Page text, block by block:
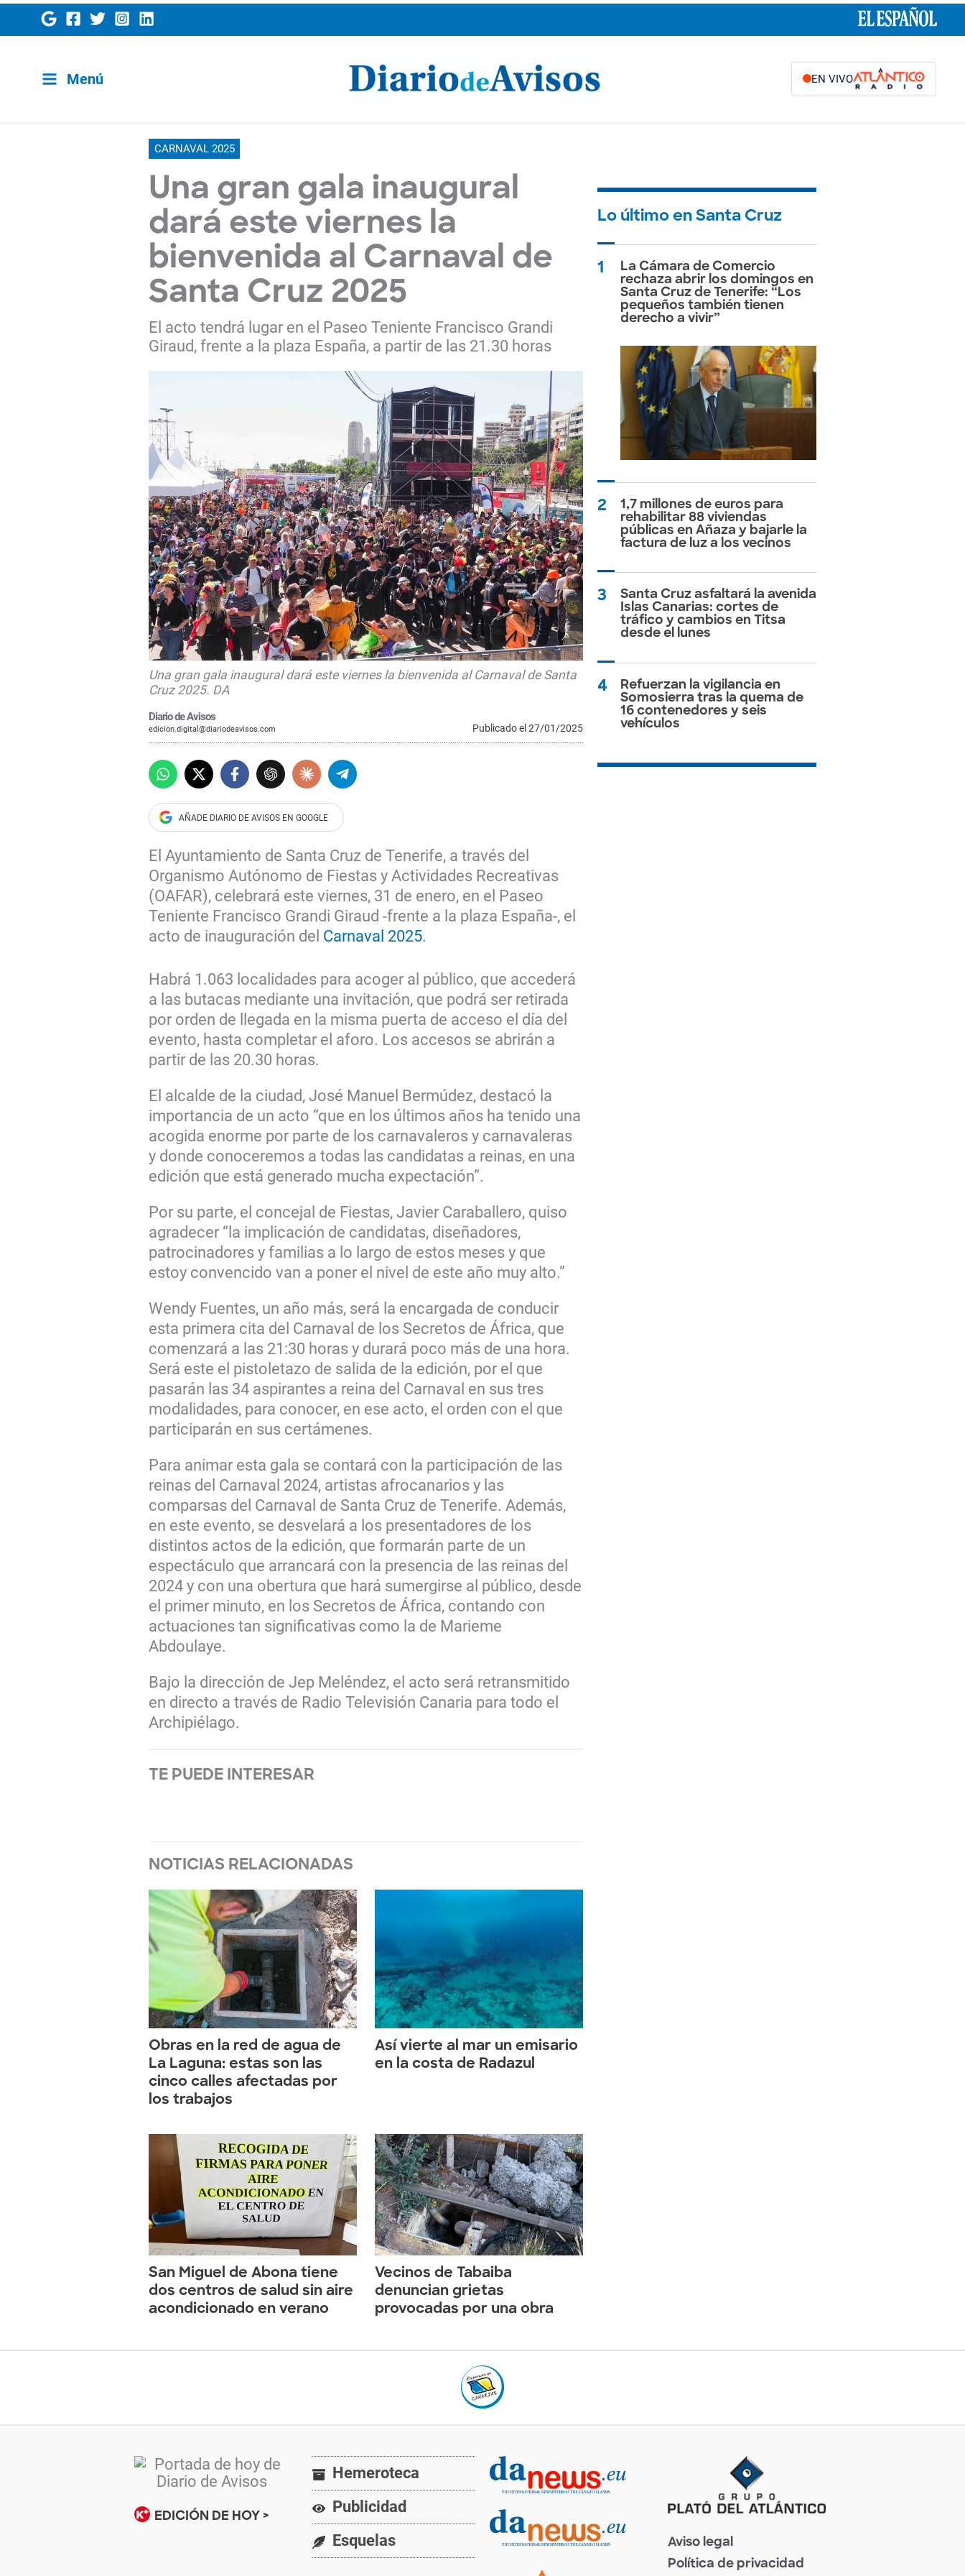
Ir
contenido
Menú EN VIVO
CARNAVAL 2025
Una gran gala inaugural
dará este viernes la
bienvenida al Carnaval de
Santa Cruz 2025
El acto tendrá lugar en el Paseo Teniente Francisco Grandi
Giraud, frente a la plaza España, a partir de las 21.30 horas
Una gran gala inaugural dará este viernes la bienvenida al Carnaval de Santa
Cruz 2025. DA
Diario de Avisos
edicion.digital@diariodeavisos.com Publicado el 27/01/2025
El Ayuntamiento de Santa Cruz de Tenerife, a través del
Organismo Autónomo de Fiestas y Actividades Recreativas
(OAFAR), celebrará este viernes, 31 de enero, en el Paseo
Teniente Francisco Grandi Giraud -frente a la plaza España-, el
acto de inauguración del Carnaval 2025.
Habrá 1.063 localidades para acoger al público, que accederá
a las butacas mediante una invitación, que podrá ser retirada
por orden de llegada en la misma puerta de acceso el día del
evento, hasta completar el aforo. Los accesos se abrirán a
partir de las 20.30 horas.
El alcalde de la ciudad, José Manuel Bermúdez, destacó la
importancia de un acto “que en los últimos años ha tenido una
acogida enorme por parte de los carnavaleros y carnavaleras
y donde conoceremos a todas las candidatas a reinas, en una
edición que está generado mucha expectación”.
Por su parte, el concejal de Fiestas, Javier Caraballero, quiso
agradecer “la implicación de candidatas, diseñadores,
patrocinadores y familias a lo largo de estos meses y que
estoy convencido van a poner el nivel de este año muy alto.”
Wendy Fuentes, un año más, será la encargada de conducir
esta primera cita del Carnaval de los Secretos de África, que
comenzará a las 21:30 horas y durará poco más de una hora.
Será este el pistoletazo de salida de la edición, por el que
pasarán las 34 aspirantes a reina del Carnaval en sus tres
modalidades, para conocer, en ese acto, el orden con el que
participarán en sus certámenes.
Para animar esta gala se contará con la participación de las
reinas del Carnaval 2024, artistas afrocanarios y las
comparsas del Carnaval de Santa Cruz de Tenerife. Además,
en este evento, se desvelará a los presentadores de los
distintos actos de la edición, que formarán parte de un
espectáculo que arrancará con la presencia de las reinas del
2024 y con una obertura que hará sumergirse al público, desde
el primer minuto, en los Secretos de África, contando con
actuaciones tan significativas como la de Marieme
Abdoulaye.
Bajo la dirección de Jep Meléndez, el acto será retransmitido
en directo a través de Radio Televisión Canaria para todo el
Archipiélago.
TE PUEDE INTERESAR
NOTICIAS RELACIONADAS
Obras en la red de agua de
La Laguna: estas son las
cinco calles afectadas por
los trabajos
Así vierte al mar un emisario
en la costa de Radazul
San Miguel de Abona tiene
dos centros de salud sin aire
acondicionado en verano
Vecinos de Tabaiba
denuncian grietas
provocadas por una obra
Lo último en Santa Cruz
1
La Cámara de Comercio
rechaza abrir los domingos en
Santa Cruz de Tenerife: “Los
pequeños también tienen
derecho a vivir”
2
1,7 millones de euros para
rehabilitar 88 viviendas
públicas en Añaza y bajarle la
factura de luz a los vecinos
3
Santa Cruz asfaltará la avenida
Islas Canarias: cortes de
tráfico y cambios en Titsa
desde el lunes
4
Refuerzan la vigilancia en
Somosierra tras la quema de
16 contenedores y seis
vehículos
EDICIÓN DE HOY >
Hemeroteca
Publicidad
Esquelas
Aviso legal
Política de privacidad